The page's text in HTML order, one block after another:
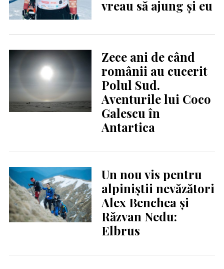
vreau să ajung și eu
Zece ani de când
românii au cucerit
Polul Sud.
Aventurile lui Coco
Galescu în
Antartica
Un nou vis pentru
alpiniştii nevăzători
Alex Benchea şi
Răzvan Nedu:
Elbrus